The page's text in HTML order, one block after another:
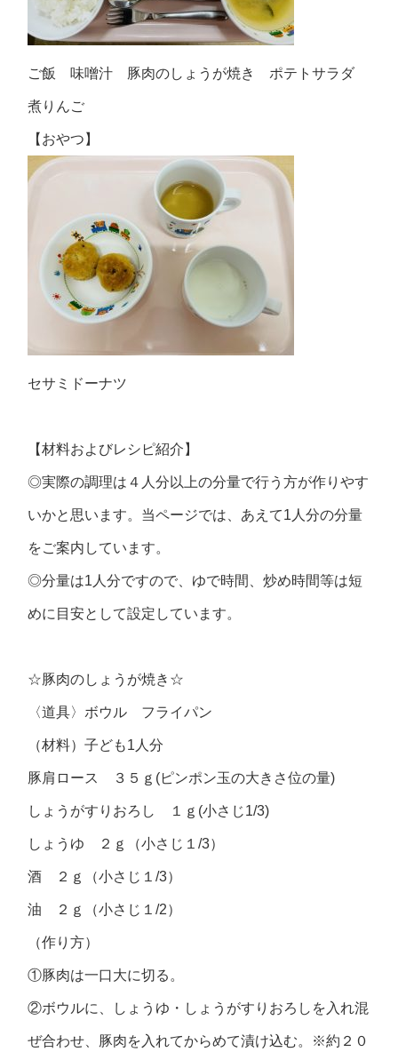
ご飯 味噌汁 豚肉のしょうが焼き ポテトサラダ
煮りんご
【おやつ】
セサミドーナツ
【材料およびレシピ紹介】
◎実際の調理は４人分以上の分量で行う方が作りやす
いかと思います。当ページでは、あえて1人分の分量
をご案内しています。
◎分量は1人分ですので、ゆで時間、炒め時間等は短
めに目安として設定しています。
☆豚肉のしょうが焼き☆
〈道具〉ボウル フライパン
（材料）子ども1人分
豚肩ロース ３５ｇ(ピンポン玉の大きさ位の量)
しょうがすりおろし １ｇ(小さじ1/3)
しょうゆ ２ｇ（小さじ１/3）
酒 ２ｇ（小さじ１/3）
油 ２ｇ（小さじ１/2）
（作り方）
①豚肉は一口大に切る。
②ボウルに、しょうゆ・しょうがすりおろしを入れ混
ぜ合わせ、豚肉を入れてからめて漬け込む。※約２０